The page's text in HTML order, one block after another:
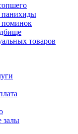
панихиды
поминок
товаров
залы